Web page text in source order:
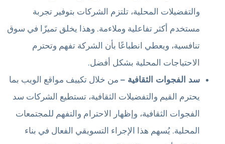
والتفضيلات المحلية، تلتزم الشركات بتوفير تجربة
مستخدم أكثر تفاعلية وملاءمة. وهذا يخلق تميزًا في سوق
تنافسية، ويعطي انطباعًا بأن الشركة تفهم وتحترم
الاحتياجات المحلية بشكل أفضل.
سد الفجوات الثقافية – من خلال تكييف مواقع الويب بما
يحترم القيم والتفضيلات الثقافية، تستطيع الشركات سد
الفجوات الثقافية، وإظهار الاحترام والتفهم للمجتمعات
المحلية. يُسهم هذا الإجراء التسويقي الفعال في بناء